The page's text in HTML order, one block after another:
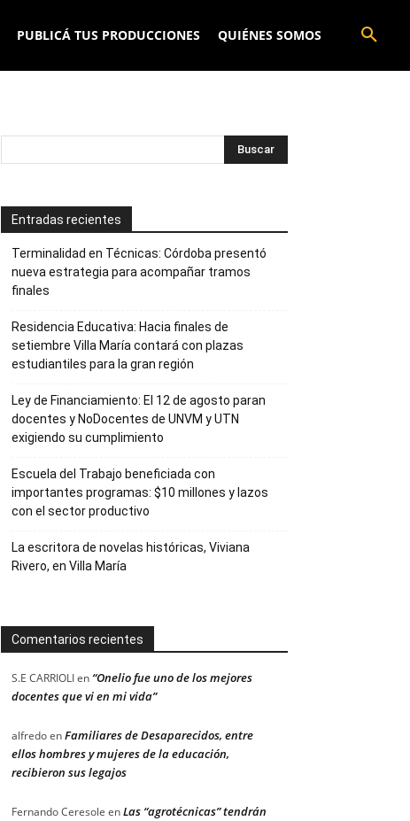
PUBLICÁ TUS PRODUCCIONES QUIÉNES SOMOS
Entradas recientes
Terminalidad en Técnicas: Córdoba presentó
nueva estrategia para acompañar tramos
finales
Residencia Educativa: Hacia finales de
setiembre Villa María contará con plazas
estudiantiles para la gran región
Ley de Financiamiento: El 12 de agosto paran
docentes y NoDocentes de UNVM y UTN
exigiendo su cumplimiento
Escuela del Trabajo beneficiada con
importantes programas: $10 millones y lazos
con el sector productivo
La escritora de novelas históricas, Viviana
Rivero, en Villa María
Comentarios recientes
S.E CARRIOLIen “Onelio fue uno de los mejores
docentes que vi en mi vida”
alfredoenFamiliares de Desaparecidos, entre
ellos hombres y mujeres de la educación,
recibieron sus legajos
Fernando Ceresole enLas “agrotécnicas” tendrán